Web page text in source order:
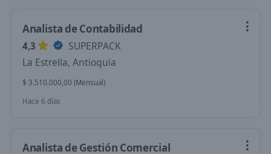
Analista de Contabilidad
4,3
SUPERPACK
La Estrella, Antioquia
$ 3.510.000,00 (Mensual)
Hace 6 días
Analista de Gestión Comercial